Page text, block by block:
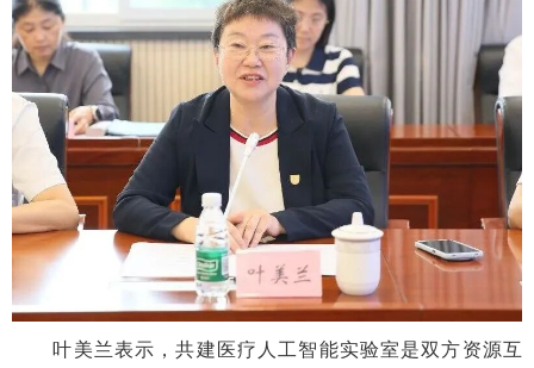
叶美兰表示，共建医疗人工智能实验室是双方资源互